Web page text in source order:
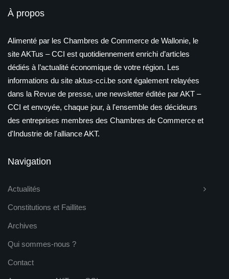
À propos
Alimenté par les Chambres de Commerce de Wallonie, le
site AKTus – CCI est quotidiennement enrichi d’articles
dédiés à l’actualité économique de votre région. Les
informations du site aktus-cci.be sont également relayées
dans la Revue de presse, une newsletter éditée par AKT –
CCI et envoyée, chaque jour, à l'ensemble des décideurs
des entreprises membres des Chambres de Commerce et
d'Industrie de l'alliance AKT.
Navigation
Actualités
Constitutions et Faillites
Archives
Qui sommes-nous ?
Contact